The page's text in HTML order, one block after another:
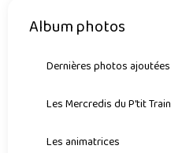
Album photos
Dernières photos ajoutées
Les Mercredis du P'tit Train
Les animatrices